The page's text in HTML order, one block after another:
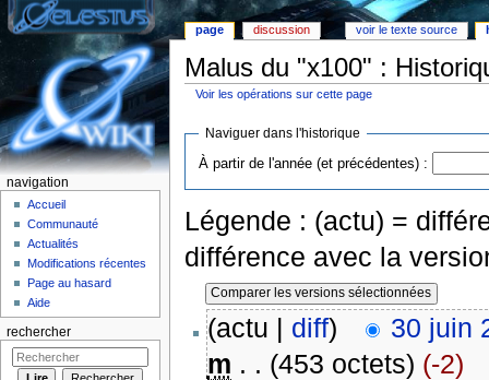
Malus du "x100" :
Voir les opérations sur cette page
Naviguer dans l'historique
À partir de l'année (et précédentes) :
Légende : (actu) =
différence avec la
(actu | diff)
30 juin
m . . (453 octets) (-2)
page discussion voir le texte source
navigation
Accueil
Communauté
Actualités
Modifications récentes
Page au hasard
Aide
rechercher